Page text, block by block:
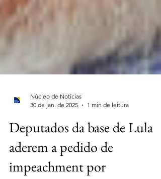
30 de jan. de 2025
1 min de leitura
Deputados da base de Lula
aderem a pedido de